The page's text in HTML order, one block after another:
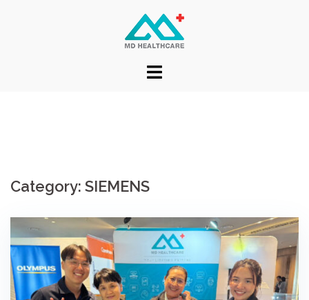
Category: SIEMENS